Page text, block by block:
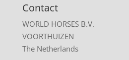
Contact
WORLD HORSES B.V.
VOORTHUIZEN
The Netherlands